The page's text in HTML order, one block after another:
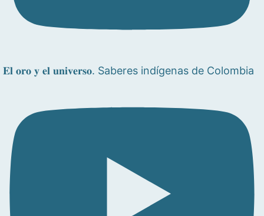
𝐄𝐥 𝐨𝐫𝐨 𝐲 𝐞𝐥 𝐮𝐧𝐢𝐯𝐞𝐫𝐬𝐨. Saberes indígenas de Colombia